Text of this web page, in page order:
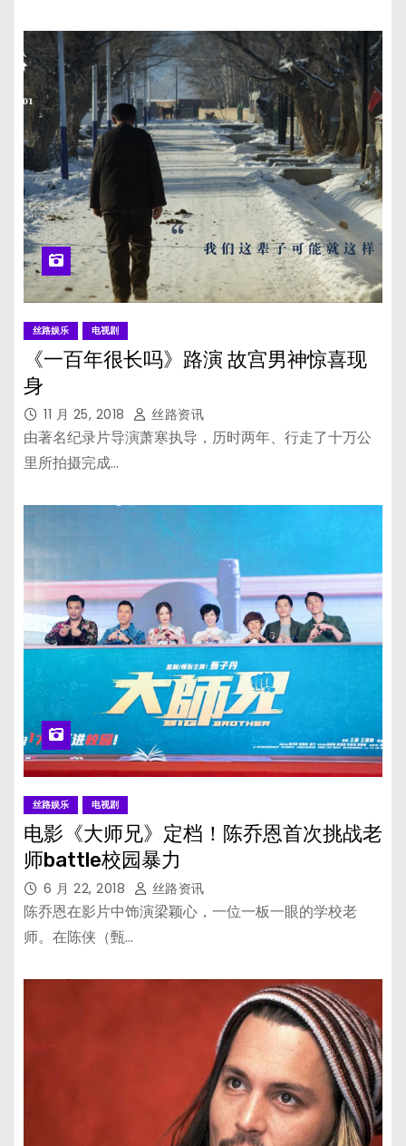
丝路娱乐 电视剧
《一百年很长吗》路演 故宫男神惊喜现
身
11 月 25, 2018 丝路资讯
由著名纪录片导演萧寒执导，历时两年、行走了十万公
里所拍摄完成…
丝路娱乐 电视剧
电影《大师兄》定档！陈乔恩首次挑战老
师battle校园暴力
6 月 22, 2018 丝路资讯
陈乔恩在影片中饰演梁颖心，一位一板一眼的学校老
师。在陈侠（甄…